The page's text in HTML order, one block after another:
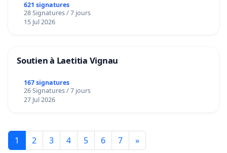
621 signatures
28 Signatures / 7 jours
15 Jul 2026
Soutien à Laetitia Vignau
167 signatures
26 Signatures / 7 jours
27 Jul 2026
1 2 3 4 5 6 7 »